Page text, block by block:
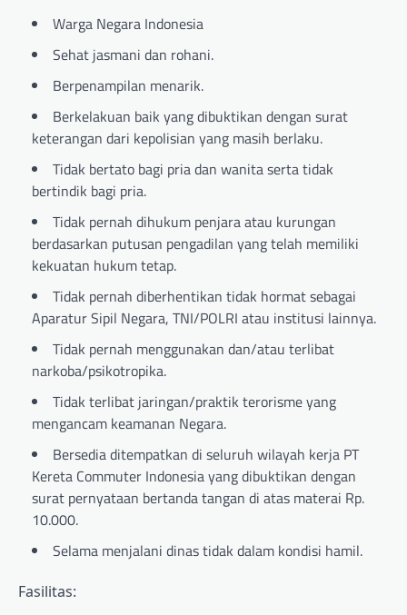
Warga Negara Indonesia
Sehat jasmani dan rohani.
Berpenampilan menarik.
Berkelakuan baik yang dibuktikan dengan surat
keterangan dari kepolisian yang masih berlaku.
Tidak bertato bagi pria dan wanita serta tidak
bertindik bagi pria.
Tidak pernah dihukum penjara atau kurungan
berdasarkan putusan pengadilan yang telah memiliki
kekuatan hukum tetap.
Tidak pernah diberhentikan tidak hormat sebagai
Aparatur Sipil Negara, TNI/POLRI atau institusi lainnya.
Tidak pernah menggunakan dan/atau terlibat
narkoba/psikotropika.
Tidak terlibat jaringan/praktik terorisme yang
mengancam keamanan Negara.
Bersedia ditempatkan di seluruh wilayah kerja PT
Kereta Commuter Indonesia yang dibuktikan dengan
surat pernyataan bertanda tangan di atas materai Rp.
10.000.
Selama menjalani dinas tidak dalam kondisi hamil.
Fasilitas: